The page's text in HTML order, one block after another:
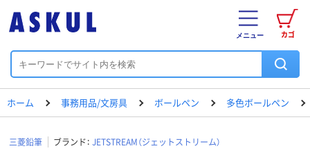
カゴ
メニュー
ホーム 事務用品/文房具 ボールペン 多色ボールペン
三菱鉛筆 ブランド： JETSTREAM（ジェットストリーム）